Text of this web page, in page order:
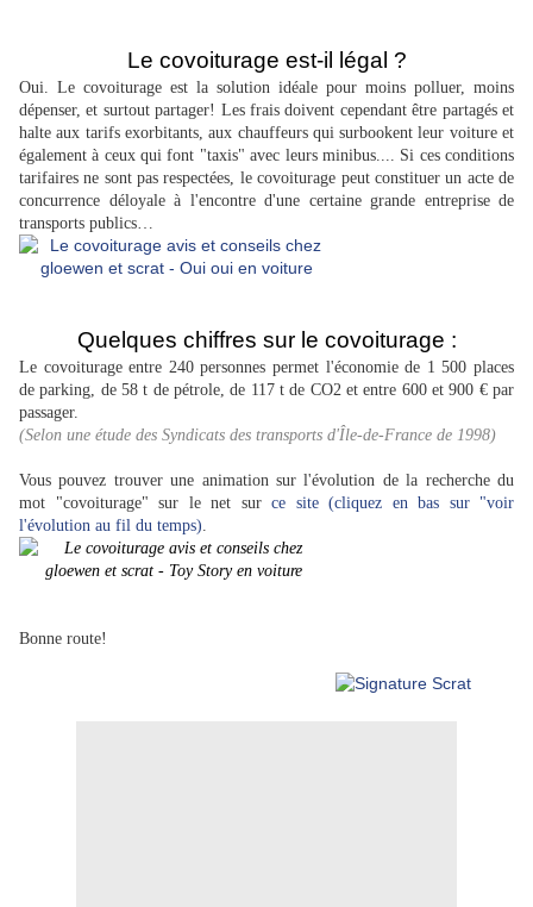
Le covoiturage est-il légal ?
Oui. Le covoiturage est la solution idéale pour moins polluer, moins
dépenser, et surtout partager! Les frais doivent cependant être partagés et
halte aux tarifs exorbitants, aux chauffeurs qui surbookent leur voiture et
également à ceux qui font "taxis" avec leurs minibus.... Si ces conditions
tarifaires ne sont pas respectées, le covoiturage peut constituer un acte de
concurrence déloyale à l'encontre d'une certaine grande entreprise de
transports publics…
Quelques chiffres sur le covoiturage :
Le covoiturage entre 240 personnes permet l'économie de 1 500 places
de parking, de 58 t de pétrole, de 117 t de CO2 et entre 600 et 900 € par
passager.
(Selon une étude des Syndicats des transports d'Île-de-France de 1998)
Vous pouvez trouver une animation sur l'évolution de la recherche du
mot "covoiturage" sur le net sur ce site (cliquez en bas sur "voir
l'évolution au fil du temps)
Bonne route!